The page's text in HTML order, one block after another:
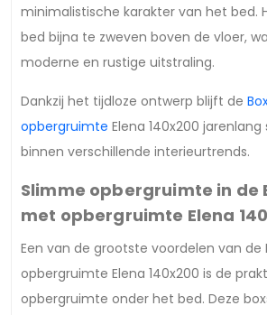
minimalistische karakter van het bed.
bed bijna te zweven boven de vloer,
moderne en rustige uitstraling.
Dankzij het tijdloze ontwerp blijft de
opbergruimte Elena 140x200
binnen verschillende interieurtrends.
Slimme opbergruimte in de
met opbergruimte Elena
Een van de grootste voordelen van de
opbergruimte Elena 140x200 is de
opbergruimte onder het bed. Deze